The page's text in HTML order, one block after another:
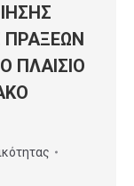
ΠΛΑΙΣΙΟ